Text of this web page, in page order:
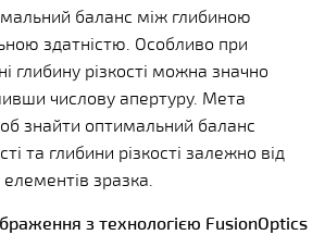
баланс між глибиною
здатністю. Особливо при
глибину різкості можна значно
числову апертуру. Мета
знайти оптимальний баланс
та глибини різкості залежно від
зразка.
з технологією FusionOptics